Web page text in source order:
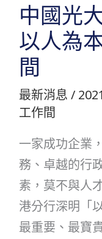
中國光
以人為
間
最新消息 /
工作間
一家成功企業
務、卓越的行
素，莫不與人
港分行深明「
最重要、最寶